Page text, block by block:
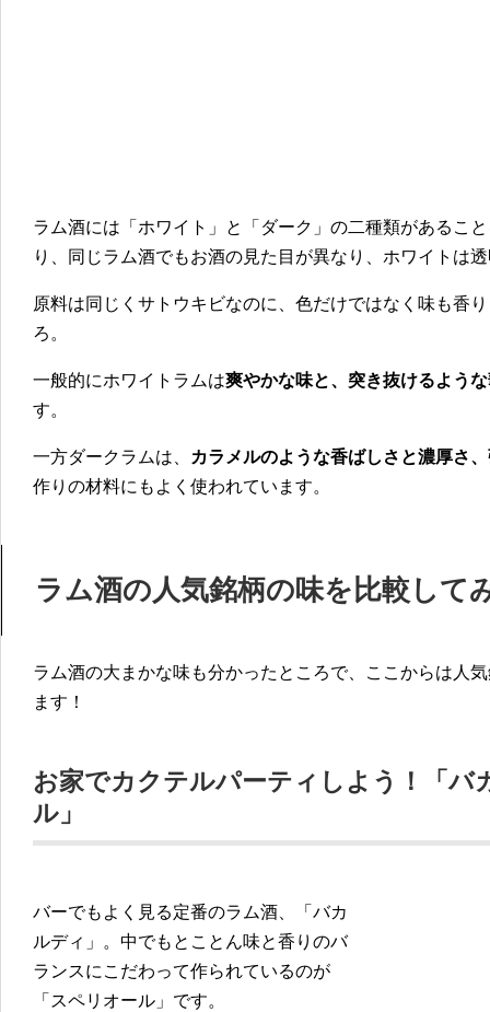
ラム酒には「ホワイト」と「ダーク」の二種類があるこ
り、同じラム酒でもお酒の見た目が異なり、ホワイトは
原料は同じくサトウキビなのに、色だけではなく味も香
ろ。
一般的にホワイトラムは爽やかな味と、突き抜けるよう
す。
一方ダークラムは、
カラメルのような香ばしさと濃厚さ
作りの材料にもよく使われています。
ラム酒の人気銘柄の味を比較して
ラム酒の大まかな味も分かったところで、ここからは人
ます！
お家でカクテルパーティしよう！「
ル」
バーでもよく見る定番のラム酒、「バカ
ルディ」。中でもとことん味と香りのバ
ランスにこだわって作られているのが
「スペリオール」です。